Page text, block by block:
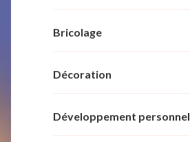
Bricolage
Décoration
Développement personnel